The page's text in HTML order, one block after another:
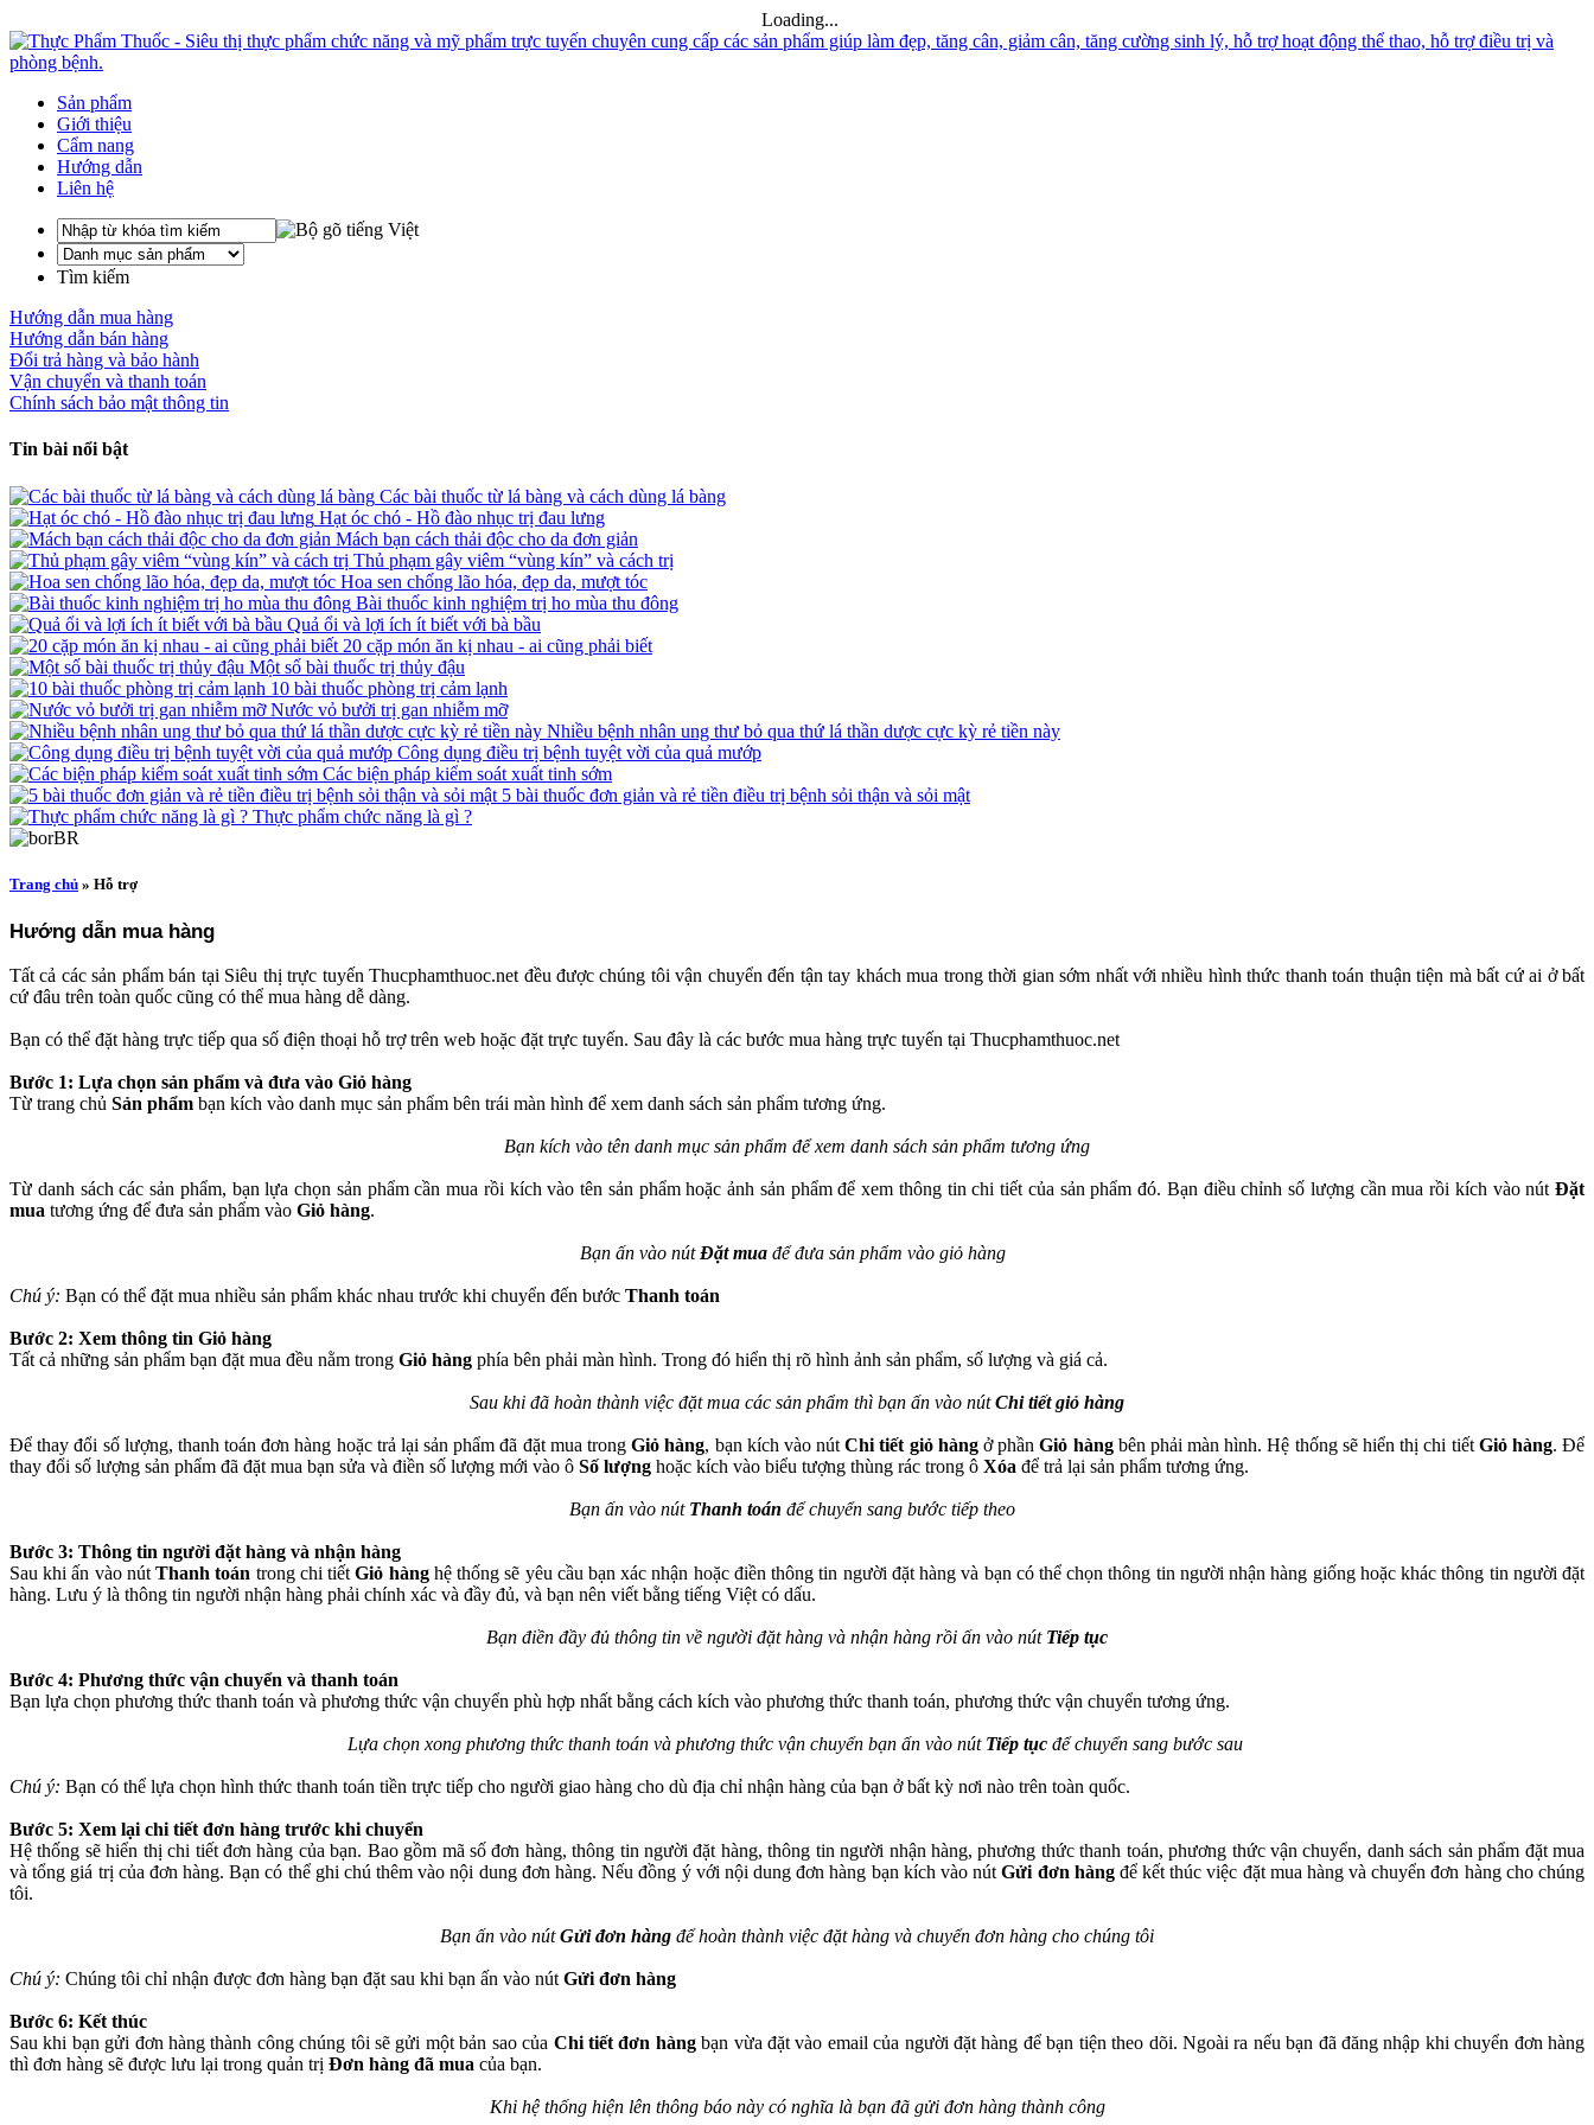
Loading...
Sản phẩm
Giới thiệu
Cẩm nang
Hướng dẫn
Liên hệ
Tìm kiếm
Hướng dẫn mua hàng
Hướng dẫn bán hàng
Đổi trả hàng và bảo hành
Vận chuyển và thanh toán
Chính sách bảo mật thông tin
Tin bài nổi bật
Các bài thuốc từ lá bàng và cách dùng lá bàng
Hạt óc chó - Hồ đào nhục trị đau lưng
Mách bạn cách thải độc cho da đơn giản
Thủ phạm gây viêm “vùng kín” và cách trị
Hoa sen chống lão hóa, đẹp da, mượt tóc
Bài thuốc kinh nghiệm trị ho mùa thu đông
Quả ổi và lợi ích ít biết với bà bầu
20 cặp món ăn kị nhau - ai cũng phải biết
Một số bài thuốc trị thủy đậu
10 bài thuốc phòng trị cảm lạnh
Nước vỏ bưởi trị gan nhiễm mỡ
Nhiều bệnh nhân ung thư bỏ qua thứ lá thần dược cực kỳ rẻ tiền này
Công dụng điều trị bệnh tuyệt vời của quả mướp
Các biện pháp kiểm soát xuất tinh sớm
5 bài thuốc đơn giản và rẻ tiền điều trị bệnh sỏi thận và sỏi mật
Thực phẩm chức năng là gì ?
Trang chủ » Hỗ trợ
Hướng dẫn mua hàng
Tất cả các sản phẩm bán tại Siêu thị trực tuyến Thucphamthuoc.net đều được chúng tôi vận chuyển đến tận tay khách mua trong thời gian sớm nhất với nhiều hình thức thanh toán thuận tiện mà bất cứ ai ở bất
cứ đâu trên toàn quốc cũng có thể mua hàng dễ dàng.
Bạn có thể đặt hàng trực tiếp qua số điện thoại hỗ trợ trên web hoặc đặt trực tuyến. Sau đây là các bước mua hàng trực tuyến tại Thucphamthuoc.net
Bước 1: Lựa chọn sản phẩm và đưa vào Giỏ hàng
Từ trang chủ Sản phẩm bạn kích vào danh mục sản phẩm bên trái màn hình để xem danh sách sản phẩm tương ứng.
Bạn kích vào tên danh mục sản phẩm để xem danh sách sản phẩm tương ứng
Từ danh sách các sản phẩm, bạn lựa chọn sản phẩm cần mua rồi kích vào tên sản phẩm hoặc ảnh sản phẩm để xem thông tin chi tiết của sản phẩm đó. Bạn điều chỉnh số lượng cần mua rồi kích vào nút Đặt
mua tương ứng để đưa sản phẩm vào Giỏ hàng.
Bạn ấn vào nútĐặt muađể đưa sản phẩm vào giỏ hàng
Chú ý: Bạn có thể đặt mua nhiều sản phẩm khác nhau trước khi chuyển đến bước Thanh toán
Bước 2: Xem thông tin Giỏ hàng
Tất cả những sản phẩm bạn đặt mua đều nằm trong Giỏ hàng phía bên phải màn hình. Trong đó hiển thị rõ hình ảnh sản phẩm, số lượng và giá cả.
Sau khi đã hoàn thành việc đặt mua các sản phẩm thì bạn ấn vào nútChi tiết giỏ hàng
Để thay đổi số lượng, thanh toán đơn hàng hoặc trả lại sản phẩm đã đặt mua trongGiỏ hàng, bạn kích vào nútChi tiết giỏ hàngở phầnGiỏ hàngbên phải màn hình. Hệ thống sẽ hiển thị chi tiết Giỏ hàng. Để
thay đổi số lượng sản phẩm đã đặt mua bạn sửa và điền số lượng mới vào ô Số lượng hoặc kích vào biểu tượng thùng rác trong ô Xóa để trả lại sản phẩm tương ứng.
Bạn ấn vào nút Thanh toán để chuyển sang bước tiếp theo
Bước 3: Thông tin người đặt hàng và nhận hàng
Sau khi ấn vào nútThanh toán trong chi tiếtGiỏ hànghệ thống sẽ yêu cầu bạn xác nhận hoặc điền thông tin người đặt hàng và bạn có thể chọn thông tin người nhận hàng giống hoặc khác thông tin người đặt
hàng. Lưu ý là thông tin người nhận hàng phải chính xác và đầy đủ, và bạn nên viết bằng tiếng Việt có dấu.
Bạn điền đầy đủ thông tin về người đặt hàng và nhận hàng rồi ấn vào nút Tiếp tục
Bước 4: Phương thức vận chuyển và thanh toán
Bạn lựa chọn phương thức thanh toán và phương thức vận chuyển phù hợp nhất bằng cách kích vào phương thức thanh toán, phương thức vận chuyển tương ứng.
Lựa chọn xong phương thức thanh toán và phương thức vận chuyển bạn ấn vào nút Tiếp tụcđể chuyển sang bước sau
Chú ý: Bạn có thể lựa chọn hình thức thanh toán tiền trực tiếp cho người giao hàng cho dù địa chỉ nhận hàng của bạn ở bất kỳ nơi nào trên toàn quốc.
Bước 5: Xem lại chi tiết đơn hàng trước khi chuyển
Hệ thống sẽ hiển thị chi tiết đơn hàng của bạn. Bao gồm mã số đơn hàng, thông tin người đặt hàng, thông tin người nhận hàng, phương thức thanh toán, phương thức vận chuyển, danh sách sản phẩm đặt mua
và tổng giá trị của đơn hàng. Bạn có thể ghi chú thêm vào nội dung đơn hàng. Nếu đồng ý với nội dung đơn hàng bạn kích vào nútGửi đơn hàngđể kết thúc việc đặt mua hàng và chuyển đơn hàng cho chúng
tôi.
Bạn ấn vào nútGửi đơn hàng để hoàn thành việc đặt hàng và chuyển đơn hàng cho chúng tôi
Chú ý: Chúng tôi chỉ nhận được đơn hàng bạn đặt sau khi bạn ấn vào nút Gửi đơn hàng
Bước 6: Kết thúc
Sau khi bạn gửi đơn hàng thành công chúng tôi sẽ gửi một bản sao của Chi tiết đơn hàngbạn vừa đặt vào email của người đặt hàng để bạn tiện theo dõi. Ngoài ra nếu bạn đã đăng nhập khi chuyển đơn hàng
thì đơn hàng sẽ được lưu lại trong quản trị Đơn hàng đã mua của bạn.
Khi hệ thống hiện lên thông báo này có nghĩa là bạn đã gửi đơn hàng thành công